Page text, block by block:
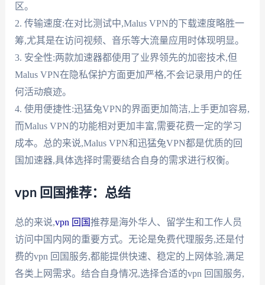
区。
2. 传输速度:在对比测试中,Malus VPN的下载速度略胜一
筹,尤其是在访问视频、音乐等大流量应用时体现明显。
3. 安全性:两款加速器都使用了业界领先的加密技术,但
Malus VPN在隐私保护方面更加严格,不会记录用户的任
何活动痕迹。
4. 使用便捷性:迅猛兔VPN的界面更加简洁,上手更加容易,
而Malus VPN的功能相对更加丰富,需要花费一定的学习
成本。总的来说,Malus VPN和迅猛兔VPN都是优质的回
国加速器,具体选择时需要结合自身的需求进行权衡。
vpn 回国推荐：总结
总的来说,vpn 回国推荐是海外华人、留学生和工作人员
访问中国内网的重要方式。无论是免费代理服务,还是付
费的vpn 回国服务,都能提供快速、稳定的上网体验,满足
各类上网需求。结合自身情况,选择合适的vpn 回国服务,